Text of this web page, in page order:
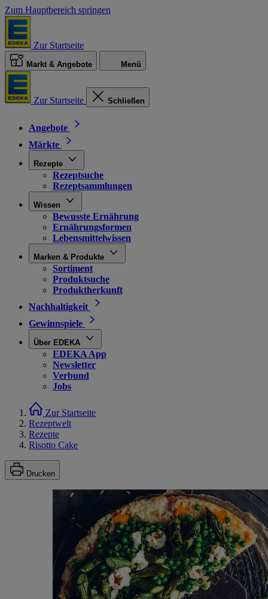
Zum Hauptbereich springen
Zur Startseite
Markt & Angebote Menü
Zur Startseite Schließen
Angebote
Märkte
Rezepte
Rezeptsuche
Rezeptsammlungen
Wissen
Bewusste Ernährung
Ernährungsformen
Lebensmittelwissen
Marken & Produkte
Sortiment
Produktsuche
Produktherkunft
Nachhaltigkeit
Gewinnspiele
Über EDEKA
EDEKA App
Newsletter
Verbund
Jobs
Zur Startseite
Rezeptwelt
Rezepte
Risotto Cake
Drucken